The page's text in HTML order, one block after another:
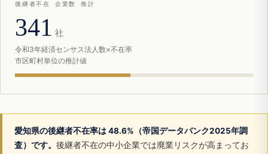
後継者不在 企業数 推計
341 社
令和3年経済センサス法人数×不在率
市区町村単位の推計値
愛知県の後継者不在率は 48.6%（帝国データバンク2025年調
査）です。 後継者不在の中小企業では廃業リスクが高まってお